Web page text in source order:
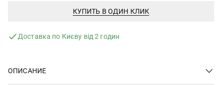
КУПИТЬ В ОДИН КЛИК
Доставка по Києву від 2 годин
ОПИСАНИЕ